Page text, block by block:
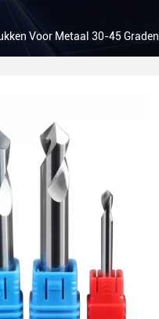
Voor Metaal 30-45 Graden